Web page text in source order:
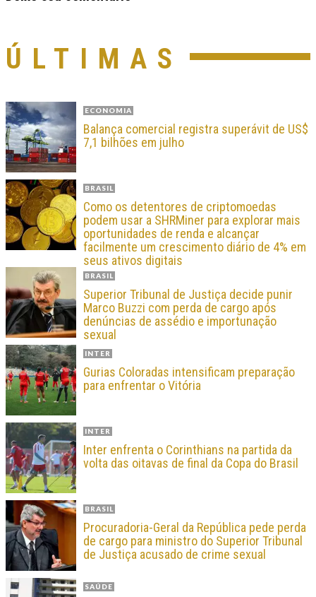
ÚLTIMAS
ECONOMIA
Balança comercial registra superávit de US$
7,1 bilhões em julho
BRASIL
Como os detentores de criptomoedas
podem usar a SHRMiner para explorar mais
oportunidades de renda e alcançar
facilmente um crescimento diário de 4% em
seus ativos digitais
BRASIL
Superior Tribunal de Justiça decide punir
Marco Buzzi com perda de cargo após
denúncias de assédio e importunação
sexual
INTER
Gurias Coloradas intensificam preparação
para enfrentar o Vitória
INTER
Inter enfrenta o Corinthians na partida da
volta das oitavas de final da Copa do Brasil
BRASIL
Procuradoria-Geral da República pede perda
de cargo para ministro do Superior Tribunal
de Justiça acusado de crime sexual
SAÚDE